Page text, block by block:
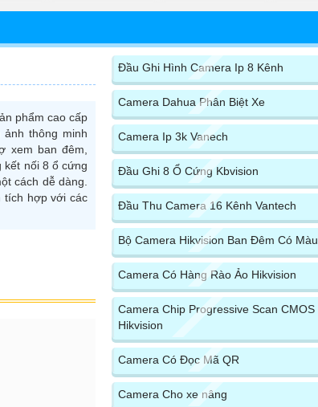
phẩm cao cấp
thông minh
xem ban đêm,
kết nối 8 ổ cứng
cách dễ dàng.
tích hợp với các
Đầu Ghi Hình Camera Ip 8 Kênh
Camera Dahua Phân Biệt Xe
Camera Ip 3k Vanech
Đầu Ghi 8 Ổ Cứng Kbvision
Đầu Thu Camera 16 Kênh Vantech
Bộ Camera Hikvision Ban Đêm Có Màu
Camera Có Hàng Rào Ảo Hikvision
Camera Chip Progressive Scan CMOS
Hikvision
Camera Có Đọc Mã QR
Camera Cho xe nâng